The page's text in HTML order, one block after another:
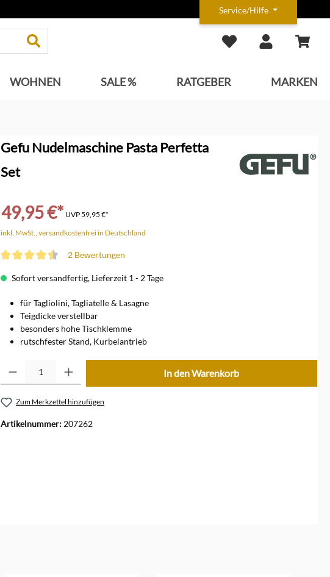
Service/Hilfe
WOHNEN SALE % RATGEBER MARKEN
Gefu Nudelmaschine Pasta Perfetta
Set
49,95 €* UVP59,95 €*
inkl. MwSt., versandkostenfrei in Deutschland
2 Bewertungen
Sofort versandfertig, Lieferzeit 1 - 2 Tage
für Tagliolini, Tagliatelle & Lasagne
Teigdicke verstellbar
besonders hohe Tischklemme
rutschfester Stand, Kurbelantrieb
In den Warenkorb
Zum Merkzettel hinzufügen
Artikelnummer: 207262